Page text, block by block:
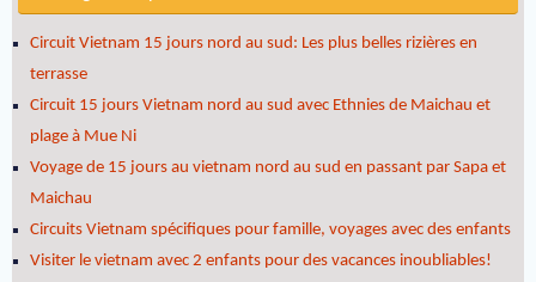
Circuit Vietnam 15 jours nord au sud: Les plus belles rizières en
terrasse
Circuit 15 jours Vietnam nord au sud avec Ethnies de Maichau et
plage à Mue Ni
Voyage de 15 jours au vietnam nord au sud en passant par Sapa et
Maichau
Circuits Vietnam spécifiques pour famille, voyages avec des enfants
Visiter le vietnam avec 2 enfants pour des vacances inoubliables!